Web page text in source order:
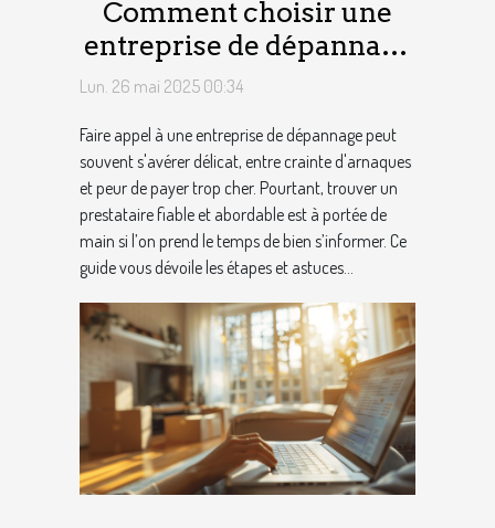
Comment choisir une
entreprise de dépannage
fiable et à bon prix ?
Lun. 26 mai 2025 00:34
Faire appel à une entreprise de dépannage peut
souvent s'avérer délicat, entre crainte d'arnaques
et peur de payer trop cher. Pourtant, trouver un
prestataire fiable et abordable est à portée de
main si l’on prend le temps de bien s’informer. Ce
guide vous dévoile les étapes et astuces...